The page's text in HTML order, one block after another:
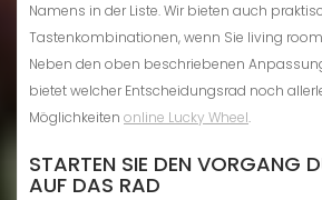
Namens in der Liste. Wir bieten auch
Tastenkombinationen, wenn Sie living
Neben den oben beschriebenen
bietet welcher Entscheidungsrad noch
Möglichkeiten online Lucky Wheel.
STARTEN SIE DEN VORGANG
AUF DAS RAD